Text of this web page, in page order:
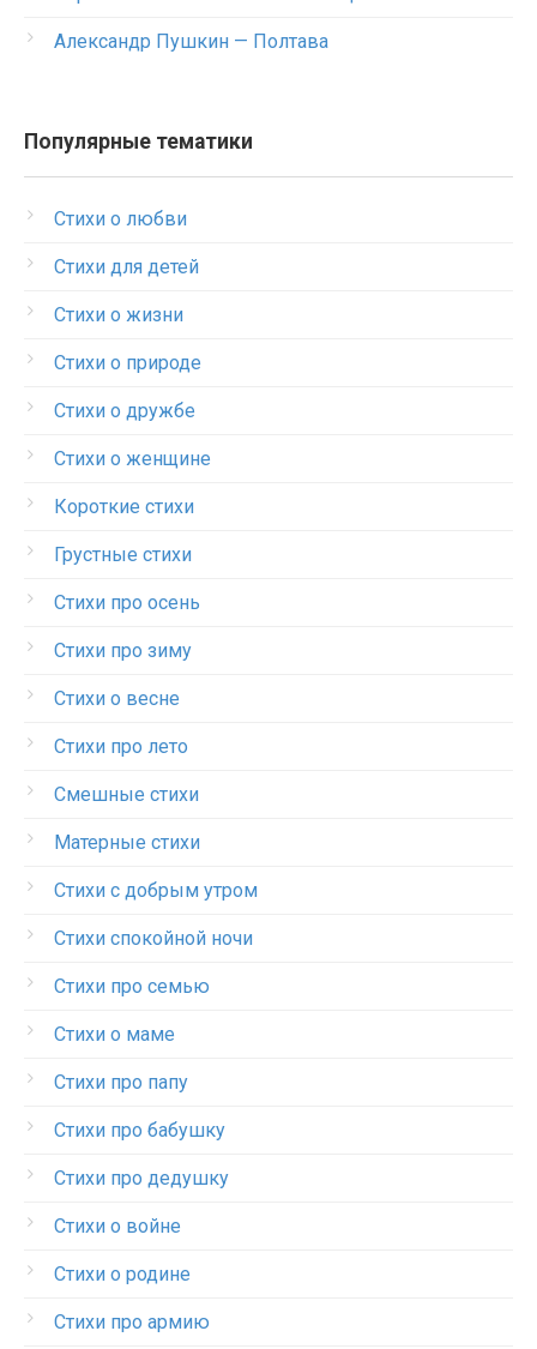
Александр Пушкин — Полтава
Популярные тематики
Стихи о любви
Стихи для детей
Стихи о жизни
Стихи о природе
Стихи о дружбе
Стихи о женщине
Короткие стихи
Грустные стихи
Стихи про осень
Стихи про зиму
Стихи о весне
Стихи про лето
Смешные стихи
Матерные стихи
Стихи с добрым утром
Стихи спокойной ночи
Стихи про семью
Стихи о маме
Стихи про папу
Стихи про бабушку
Стихи про дедушку
Стихи о войне
Стихи о родине
Стихи про армию